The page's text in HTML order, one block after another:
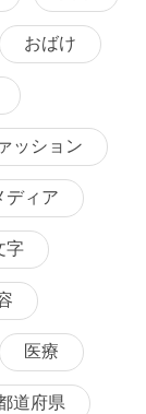
おばけ
ッション
ディア
字
医療
道府県